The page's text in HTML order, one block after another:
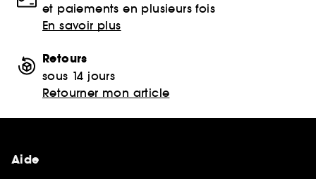
et paiements en plusieurs fois
En savoir plus
Retours
sous 14 jours
Retourner mon article
Aide